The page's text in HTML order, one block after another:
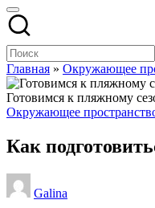
Главная » Окружающее
Готовимся к пляжному
Опубликовано
Окружающее
Как
Запись
от
Galina